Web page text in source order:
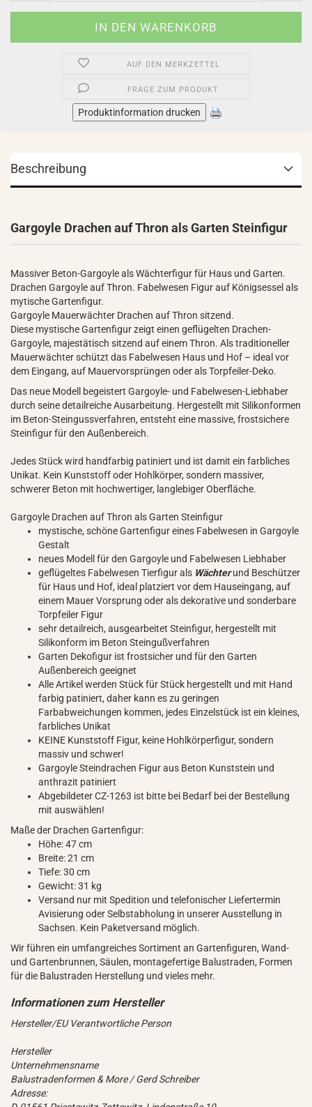
AUF DEN MERKZETTEL
FRAGE ZUM PRODUKT
Produktinformation drucken
Beschreibung
Gargoyle Drachen auf Thron als Garten Steinfigur
Massiver Beton-Gargoyle als Wächterfigur für Haus und Garten.
Drachen Gargoyle auf Thron. Fabelwesen Figur auf Königsessel als
mytische Gartenfigur.
Gargoyle Mauerwächter Drachen auf Thron sitzend.
Diese mystische Gartenfigur zeigt einen geflügelten Drachen-
Gargoyle, majestätisch sitzend auf einem Thron. Als traditioneller
Mauerwächter schützt das Fabelwesen Haus und Hof – ideal vor
dem Eingang, auf Mauervorsprüngen oder als Torpfeiler-Deko.
Das neue Modell begeistert Gargoyle- und Fabelwesen-Liebhaber
durch seine detailreiche Ausarbeitung. Hergestellt mit Silikonformen
im Beton-Steingussverfahren, entsteht eine massive, frostsichere
Steinfigur für den Außenbereich.
Jedes Stück wird handfarbig patiniert und ist damit ein farbliches
Unikat. Kein Kunststoff oder Hohlkörper, sondern massiver,
schwerer Beton mit hochwertiger, langlebiger Oberfläche.
Gargoyle Drachen auf Thron als Garten Steinfigur
mystische, schöne Gartenfigur eines Fabelwesen in Gargoyle
Gestalt
neues Modell für den Gargoyle und Fabelwesen Liebhaber
geflügeltes Fabelwesen Tierfigur als Wächterund Beschützer
für Haus und Hof, ideal platziert vor dem Hauseingang, auf
einem Mauer Vorsprung oder als dekorative und sonderbare
Torpfeiler Figur
sehr detailreich, ausgearbeitet Steinfigur, hergestellt mit
Silikonform im Beton Steingußverfahren
Garten Dekofigur ist frostsicher und für den Garten
Außenbereich geeignet
Alle Artikel werden Stück für Stück hergestellt und mit Hand
farbig patiniert, daher kann es zu geringen
Farbabweichungen kommen, jedes Einzelstück ist ein kleines,
farbliches Unikat
KEINE Kunststoff Figur, keine Hohlkörperfigur, sondern
massiv und schwer!
Gargoyle Steindrachen Figur aus Beton Kunststein und
anthrazit patiniert
Abgebildeter CZ-1263 ist bitte bei Bedarf bei der Bestellung
mit auswählen!
Maße der Drachen Gartenfigur:
Höhe: 47 cm
Breite: 21 cm
Tiefe: 30 cm
Gewicht: 31 kg
Versand nur mit Spedition und telefonischer Liefertermin
Avisierung oder Selbstabholung in unserer Ausstellung in
Sachsen. Kein Paketversand möglich.
Wir führen ein umfangreiches Sortiment an Gartenfiguren, Wand-
und Gartenbrunnen, Säulen, montagefertige Balustraden, Formen
für die Balustraden Herstellung und vieles mehr.
Hersteller/EU Verantwortliche Person
Hersteller
Unternehmensname
Balustradenformen & More / Gerd Schreiber
Adresse: